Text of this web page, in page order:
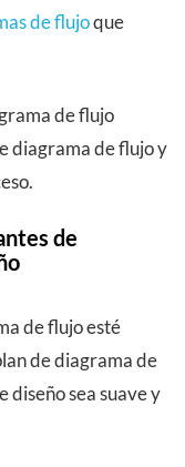
de flujoque
de flujo
diagrama de flujo y
de
de flujo esté
de diagrama de
diseño sea suave y